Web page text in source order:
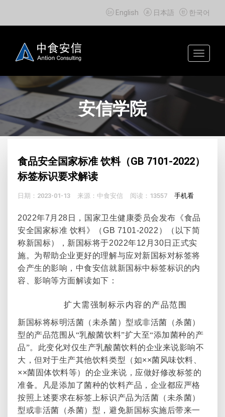
 English  日本語  한국어
Toggle
安信学院
食品安全国家标准 饮料（GB 7101-2022）
标签标识要求解读
日期：2023-01-13 来源：中食安信 阅读：13557 手机看
2022年7 月 28 日，国家卫生健康委员会发布《食品
安全国家标准 饮料》（GB 7101-2022 ）（以下简
称新国标），新国标将于2022年12 月30日正式实
施。为帮助企业更好的理解与应对新国标对标签将
会产生的影响，中食安信就新国标中标签标识的内
容、影响等方面解读如下：
扩大需强制标示内容的产品范围
新国标将标明活菌（未杀菌）型或非活菌（杀菌）
型的产品范围从“乳酸菌饮料”扩大至“添加菌种的产
品”。此变化对仅生产乳酸菌饮料的企业来说影响不
大，但对于生产其他饮料类型（如××菌风味饮料、
××菌固体饮料等）的企业来说，应做好修改标签的
准备。凡是添加了菌种的饮料产品，企业都应严格
按照上述要求在标签上标识产品为活菌（未杀菌）
型或非活菌（杀菌）型，避免新国标实施后带来一